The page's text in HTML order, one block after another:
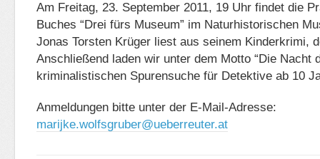
Am Freitag, 23. September 2011, 19 Uhr findet die
Buches “Drei fürs Museum” im Naturhistorischen
Jonas Torsten Krüger liest aus seinem Kinderkrimi,
Anschließend laden wir unter dem Motto “Die Nacht
kriminalistischen Spurensuche für Detektive ab 10
Anmeldungen bitte unter der E-Mail-Adresse:
marijke.wolfsgruber@ueberreuter.at